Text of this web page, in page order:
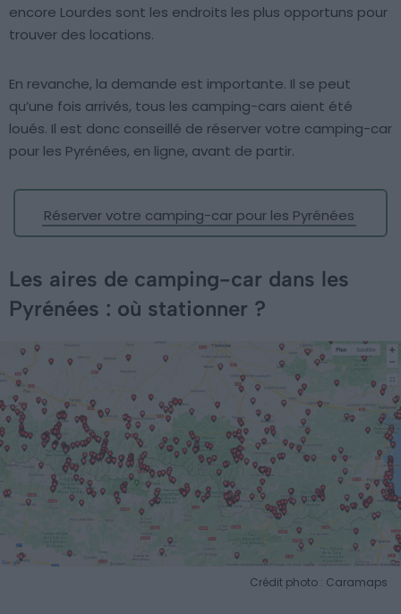
encore Lourdes sont les endroits les plus opportuns pour
trouver des locations.
En revanche, la demande est importante. Il se peut
qu’une fois arrivés, tous les camping-cars aient été
loués. Il est donc conseillé de réserver votre camping-car
pour les Pyrénées, en ligne, avant de partir.
Réserver votre camping-car pour les Pyrénées
Les aires de camping-car dans les
Pyrénées : où stationner ?
Crédit photo : Caramaps